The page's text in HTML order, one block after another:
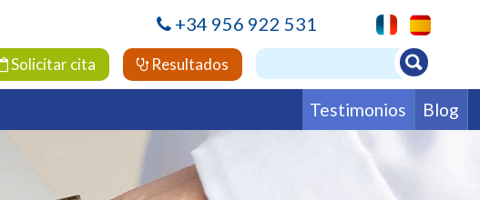
+34 956 922 531
Resultados
Solicitar cita
Blog
Testimonios
Hematología